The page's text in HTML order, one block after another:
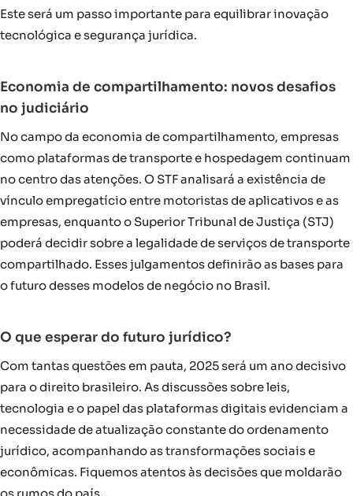
Este será um passo importante para equilibrar inovação
tecnológica e segurança jurídica.
Economia de compartilhamento: novos desafios
no judiciário
No campo da economia de compartilhamento, empresas
como plataformas de transporte e hospedagem continuam
no centro das atenções. O STF analisará a existência de
vínculo empregatício entre motoristas de aplicativos e as
empresas, enquanto o Superior Tribunal de Justiça (STJ)
poderá decidir sobre a legalidade de serviços de transporte
compartilhado. Esses julgamentos definirão as bases para
o futuro desses modelos de negócio no Brasil.
O que esperar do futuro jurídico?
Com tantas questões em pauta, 2025 será um ano decisivo
para o direito brasileiro. As discussões sobre leis,
tecnologia e o papel das plataformas digitais evidenciam a
necessidade de atualização constante do ordenamento
jurídico, acompanhando as transformações sociais e
econômicas. Fiquemos atentos às decisões que moldarão